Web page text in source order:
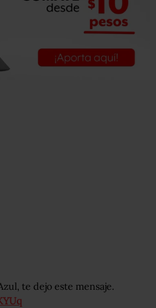
te dejo este mensaje.